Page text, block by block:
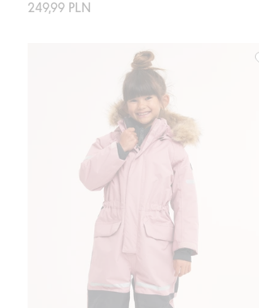
249,99 PLN